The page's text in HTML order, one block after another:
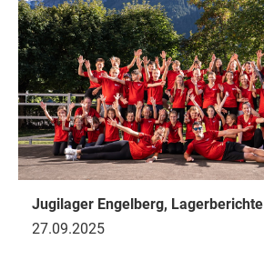
Jugilager Engelberg, Lagerberichte
27.09.2025